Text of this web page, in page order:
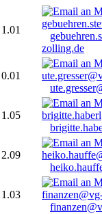
1.01
zolling.de
0.01
1.05
2.09
1.03